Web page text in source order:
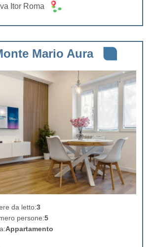
Itor Roma
Mario Aura
da letto:3
persone:5
Appartamento